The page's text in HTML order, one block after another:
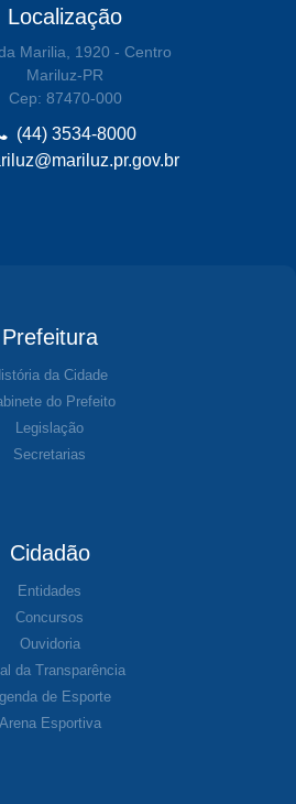
Localização
Marilia, 1920 - Centro
Mariluz-PR
Cep: 87470-000
(44) 3534-8000
Prefeitura
da Cidade
do Prefeito
Legislação
Secretarias
Cidadão
Entidades
Concursos
Ouvidoria
da Transparência
de Esporte
Arena Esportiva